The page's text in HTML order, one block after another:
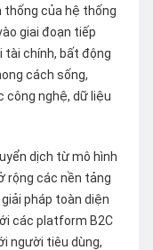
thống của hệ thống
giai đoạn tiếp
tài chính, bất động
cách sống,
công nghệ, dữ liệu
dịch từ mô hình
rộng các nền tảng
pháp toàn diện
các platform B2C
người tiêu dùng,